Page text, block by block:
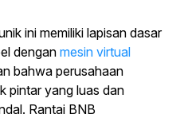
ini memiliki lapisan dasar
dengan mesin virtual
bahwa perusahaan
pintar yang luas dan
Rantai BNB